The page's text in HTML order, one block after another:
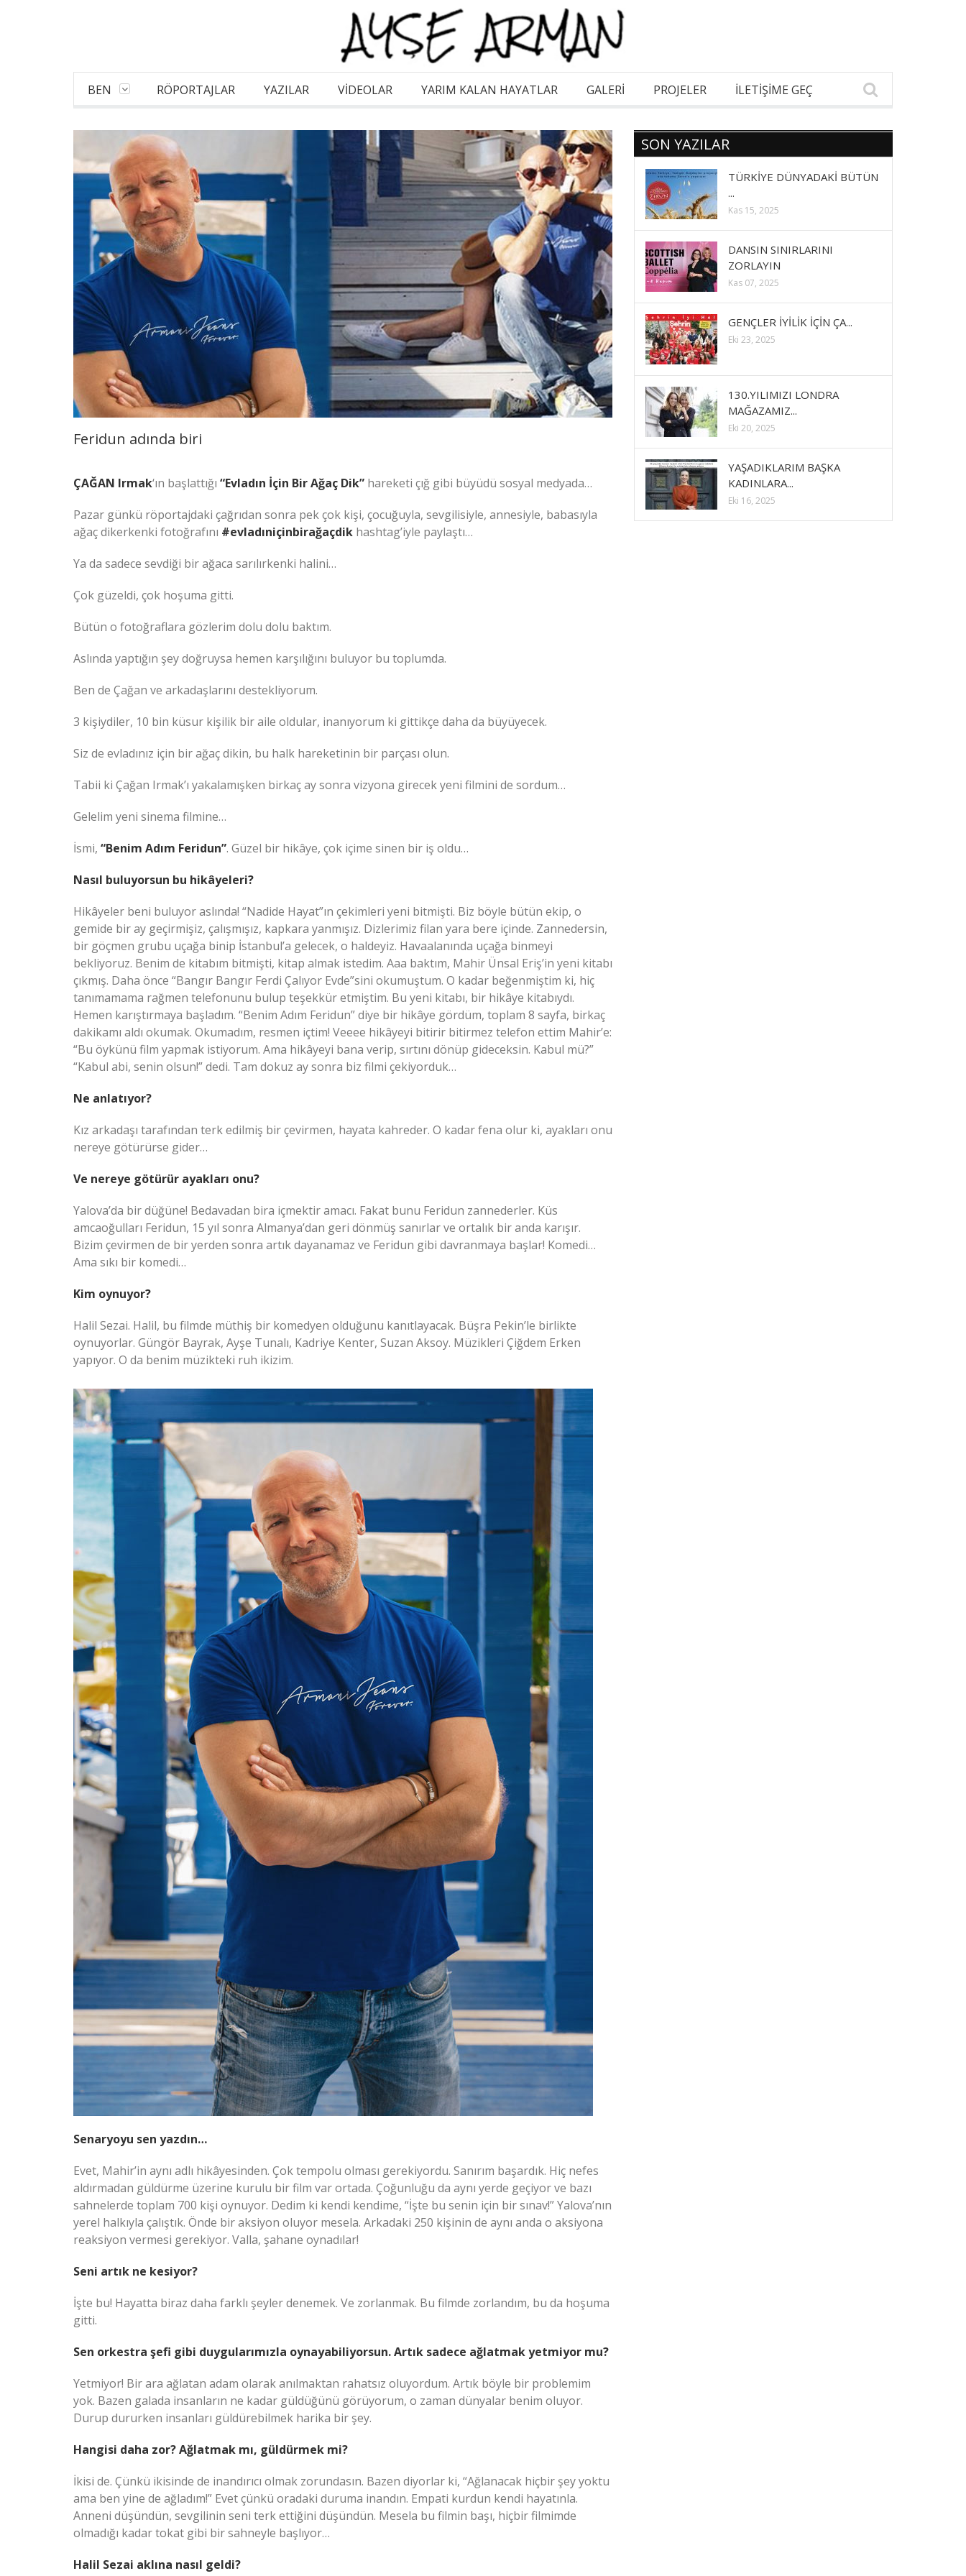
BEN RÖPORTAJLAR YAZILAR VİDEOLAR YARIM KALAN HAYATLAR GALERI PROJELER İLETİŞİME GEÇ
Feridun adında biri
ÇAĞAN Irmak‘ın başlattığı “Evladın İçin Bir Ağaç Dik” hareketi çığ gibi büyüdü sosyal medyada…
Pazar günkü röportajdaki çağrıdan sonra pek çok kişi, çocuğuyla, sevgilisiyle, annesiyle, babasıyla
ağaç dikerkenki fotoğrafını #evladıniçinbirağaçdik hashtag’iyle paylaştı…
Ya da sadece sevdiği bir ağaca sarılırkenki halini…
Çok güzeldi, çok hoşuma gitti.
Bütün o fotoğraflara gözlerim dolu dolu baktım.
Aslında yaptığın şey doğruysa hemen karşılığını buluyor bu toplumda.
Ben de Çağan ve arkadaşlarını destekliyorum.
3 kişiydiler, 10 bin küsur kişilik bir aile oldular, inanıyorum ki gittikçe daha da büyüyecek.
Siz de evladınız için bir ağaç dikin, bu halk hareketinin bir parçası olun.
Tabii ki Çağan Irmak’ı yakalamışken birkaç ay sonra vizyona girecek yeni filmini de sordum…
Gelelim yeni sinema filmine…
İsmi, “Benim Adım Feridun”. Güzel bir hikâye, çok içime sinen bir iş oldu…
Nasıl buluyorsun bu hikâyeleri?
Hikâyeler beni buluyor aslında! “Nadide Hayat”ın çekimleri yeni bitmişti. Biz böyle bütün ekip, o
gemide bir ay geçirmişiz, çalışmışız, kapkara yanmışız. Dizlerimiz filan yara bere içinde. Zannedersin,
bir göçmen grubu uçağa binip İstanbul’a gelecek, o haldeyiz. Havaalanında uçağa binmeyi
bekliyoruz. Benim de kitabım bitmişti, kitap almak istedim. Aaa baktım, Mahir Ünsal Eriş’in yeni kitabı
çıkmış. Daha önce “Bangır Bangır Ferdi Çalıyor Evde”sini okumuştum. O kadar beğenmiştim ki, hiç
tanımamama rağmen telefonunu bulup teşekkür etmiştim. Bu yeni kitabı, bir hikâye kitabıydı.
Hemen karıştırmaya başladım. “Benim Adım Feridun” diye bir hikâye gördüm, toplam 8 sayfa, birkaç
dakikamı aldı okumak. Okumadım, resmen içtim! Veeee hikâyeyi bitirir bitirmez telefon ettim Mahir’e:
“Bu öykünü film yapmak istiyorum. Ama hikâyeyi bana verip, sırtını dönüp gideceksin. Kabul mü?”
“Kabul abi, senin olsun!” dedi. Tam dokuz ay sonra biz filmi çekiyorduk…
Ne anlatıyor?
Kız arkadaşı tarafından terk edilmiş bir çevirmen, hayata kahreder. O kadar fena olur ki, ayakları onu
nereye götürürse gider…
Ve nereye götürür ayakları onu?
Yalova’da bir düğüne! Bedavadan bira içmektir amacı. Fakat bunu Feridun zannederler. Küs
amcaoğulları Feridun, 15 yıl sonra Almanya’dan geri dönmüş sanırlar ve ortalık bir anda karışır.
Bizim çevirmen de bir yerden sonra artık dayanamaz ve Feridun gibi davranmaya başlar! Komedi…
Ama sıkı bir komedi…
Kim oynuyor?
Halil Sezai. Halil, bu filmde müthiş bir komedyen olduğunu kanıtlayacak. Büşra Pekin’le birlikte
oynuyorlar. Güngör Bayrak, Ayşe Tunalı, Kadriye Kenter, Suzan Aksoy. Müzikleri Çiğdem Erken
yapıyor. O da benim müzikteki ruh ikizim.
Senaryoyu sen yazdın…
Evet, Mahir’in aynı adlı hikâyesinden. Çok tempolu olması gerekiyordu. Sanırım başardık. Hiç nefes
aldırmadan güldürme üzerine kurulu bir film var ortada. Çoğunluğu da aynı yerde geçiyor ve bazı
sahnelerde toplam 700 kişi oynuyor. Dedim ki kendi kendime, “İşte bu senin için bir sınav!” Yalova’nın
yerel halkıyla çalıştık. Önde bir aksiyon oluyor mesela. Arkadaki 250 kişinin de aynı anda o aksiyona
reaksiyon vermesi gerekiyor. Valla, şahane oynadılar!
Seni artık ne kesiyor?
İşte bu! Hayatta biraz daha farklı şeyler denemek. Ve zorlanmak. Bu filmde zorlandım, bu da hoşuma
gitti.
Sen orkestra şefi gibi duygularımızla oynayabiliyorsun. Artık sadece ağlatmak yetmiyor mu?
Yetmiyor! Bir ara ağlatan adam olarak anılmaktan rahatsız oluyordum. Artık böyle bir problemim
yok. Bazen galada insanların ne kadar güldüğünü görüyorum, o zaman dünyalar benim oluyor.
Durup dururken insanları güldürebilmek harika bir şey.
Hangisi daha zor? Ağlatmak mı, güldürmek mi?
İkisi de. Çünkü ikisinde de inandırıcı olmak zorundasın. Bazen diyorlar ki, “Ağlanacak hiçbir şey yoktu
ama ben yine de ağladım!” Evet çünkü oradaki duruma inandın. Empati kurdun kendi hayatınla.
Anneni düşündün, sevgilinin seni terk ettiğini düşündün. Mesela bu filmin başı, hiçbir filmimde
olmadığı kadar tokat gibi bir sahneyle başlıyor…
Halil Sezai aklına nasıl geldi?
SON YAZILAR
TÜRKİYE DÜNYADAKİ BÜTÜN
...
Kas 15, 2025
DANSIN SINIRLARINI
ZORLAYIN
Kas 07, 2025
GENÇLER İYİLİK İÇİN ÇA...
Eki 23, 2025
130.YILIMIZI LONDRA
MAĞAZAMIZ...
Eki 20, 2025
YAŞADIKLARIM BAŞKA
KADINLARA...
Eki 16, 2025